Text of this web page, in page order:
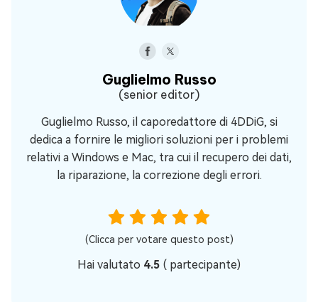
Guglielmo Russo
(senior editor)
Guglielmo Russo, il caporedattore di 4DDiG, si
dedica a fornire le migliori soluzioni per i problemi
relativi a Windows e Mac, tra cui il recupero dei dati,
la riparazione, la correzione degli errori.
(Clicca per votare questo post)
Hai valutato 4.5 ( partecipante)